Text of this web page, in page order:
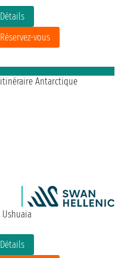
Détails
Réservez-vous
Détails
Ushuaia